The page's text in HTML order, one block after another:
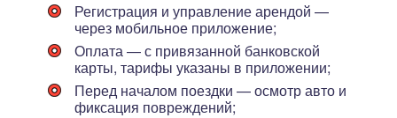
Регистрация и управление арендой —
через мобильное приложение;
Оплата — с привязанной банковской
карты, тарифы указаны в приложении;
Перед началом поездки — осмотр авто и
фиксация повреждений;